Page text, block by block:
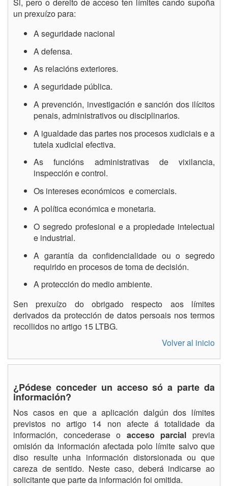
Si, pero o dereito de acceso ten límites cando supoña
un prexuízo para:
A seguridade nacional
A defensa.
As relacións exteriores.
A seguridade pública.
A prevención, investigación e sanción dos ilícitos
penais, administrativos ou disciplinarios.
A igualdade das partes nos procesos xudiciais e a
tutela xudicial efectiva.
As funcións administrativas de vixilancia,
inspección e control.
Os intereses económicos e comerciais.
A política económica e monetaria.
O segredo profesional e a propiedade intelectual
e industrial.
A garantía da confidencialidade ou o segredo
requirido en procesos de toma de decisión.
A protección do medio ambiente.
Sen prexuízo do obrigado respecto aos límites
derivados da protección de datos persoais nos termos
recollidos no artigo 15 LTBG.
Volver al inicio
¿Pódese conceder un acceso só a parte da
información?
Nos casos en que a aplicación dalgún dos límites
previstos no artigo 14 non afecte á totalidade da
información, concederase o acceso parcial previa
omisión da información afectada polo límite salvo que
diso resulte unha información distorsionada ou que
careza de sentido. Neste caso, deberá indicarse ao
solicitante que parte da información foi omitida.